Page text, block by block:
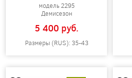
модель 2295
Демисезон
5 400 pуб.
Размеры (RUS): 35-43